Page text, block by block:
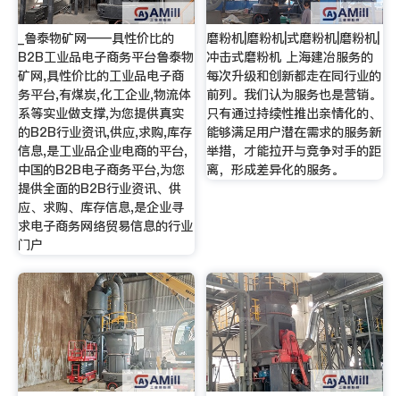
_鲁泰物矿网——具性价比的
B2B工业品电子商务平台鲁泰物
矿网,具性价比的工业品电子商
务平台,有煤炭,化工企业,物流体
系等实业做支撑,为您提供真实
的B2B行业资讯,供应,求购,库存
信息,是工业品企业电商的平台,
中国的B2B电子商务平台,为您
提供全面的B2B行业资讯、供
应、求购、库存信息,是企业寻
求电子商务网络贸易信息的行业
门户
磨粉机|磨粉机|式磨粉机|磨粉机|
冲击式磨粉机 上海建冶服务的
每次升级和创新都走在同行业的
前列。我们认为服务也是营销。
只有通过持续性推出亲情化的、
能够满足用户潜在需求的服务新
举措，才能拉开与竞争对手的距
离，形成差异化的服务。